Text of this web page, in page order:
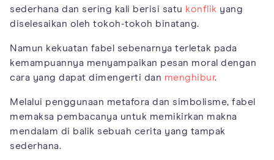
sederhana dan sering kali berisi satu konflik yang
diselesaikan oleh tokoh-tokoh binatang.
Namun kekuatan fabel sebenarnya terletak pada
kemampuannya menyampaikan pesan moral dengan
cara yang dapat dimengerti dan menghibur.
Melalui penggunaan metafora dan simbolisme, fabel
memaksa pembacanya untuk memikirkan makna
mendalam di balik sebuah cerita yang tampak
sederhana.